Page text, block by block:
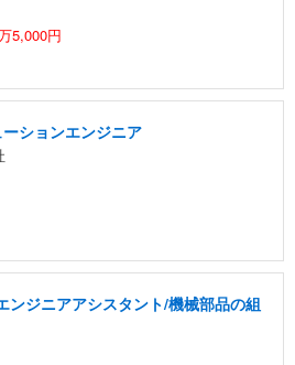
5,000円
ションエンジニア
ンジニアアシスタント/機械部品の組